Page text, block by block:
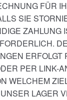
FÜR
SIE
ZAHLUNG
ERFOLGT
PER LINK-
WELCHEM
LAGER